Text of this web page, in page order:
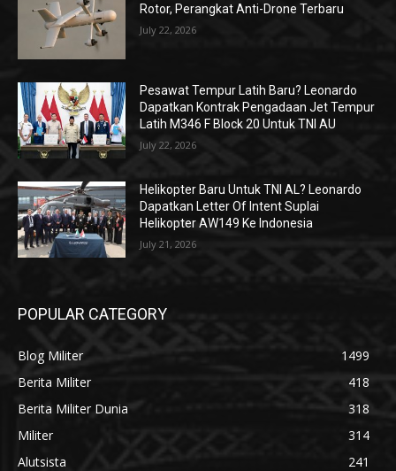
Rotor, Perangkat Anti-Drone Terbaru
July 22, 2026
Pesawat Tempur Latih Baru? Leonardo
Dapatkan Kontrak Pengadaan Jet Tempur
Latih M346 F Block 20 Untuk TNI AU
July 22, 2026
Helikopter Baru Untuk TNI AL? Leonardo
Dapatkan Letter Of Intent Suplai
Helikopter AW149 Ke Indonesia
July 21, 2026
POPULAR CATEGORY
Blog Militer
1499
Berita Militer
418
Berita Militer Dunia
318
Militer
314
Alutsista
241